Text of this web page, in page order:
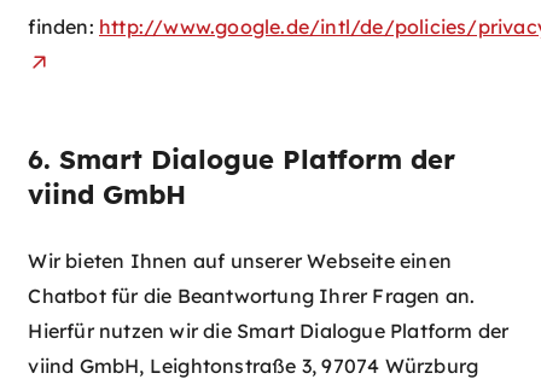
finden: http://www.google.de/intl/de/policies/
6. Smart Dialogue Platform der
viind GmbH
Wir bieten Ihnen auf unserer Webseite einen
Chatbot für die Beantwortung Ihrer Fragen an.
Hierfür nutzen wir die Smart Dialogue Platform der
viind GmbH, Leightonstraße 3, 97074 Würzburg